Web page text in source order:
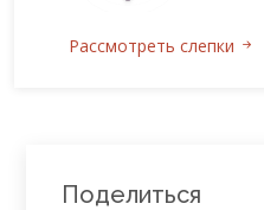
Рассмотреть слепки
Поделиться